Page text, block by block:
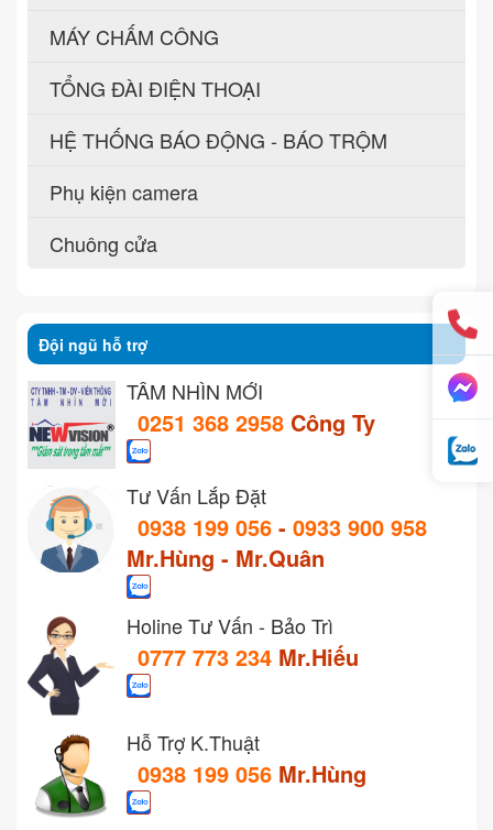
MÁY CHẤM CÔNG
TỔNG ĐÀI ĐIỆN THOẠI
HỆ THỐNG BÁO ĐỘNG - BÁO TRỘM
Phụ kiện camera
Chuông cửa
Đội ngũ hỗ trợ
TẦM NHÌN MỚI
0251 368 2958 Công Ty
Tư Vấn Lắp Đặt
0938 199 056 - 0933 900 958
Mr.Hùng - Mr.Quân
Holine Tư Vấn - Bảo Trì
0777 773 234 Mr.Hiếu
Hỗ Trợ K.Thuật
0938 199 056 Mr.Hùng